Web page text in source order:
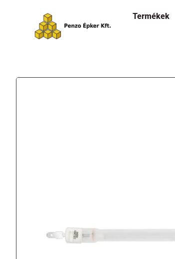
Termékek